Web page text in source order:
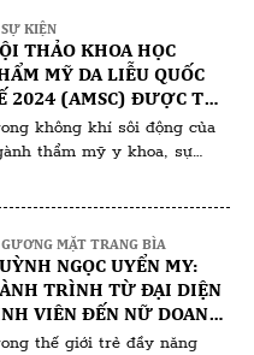
– nơi những giá trị truyền
hòa quyện cùng ký ức
thương. Qua từng đường
chất […]
SỰ KIỆN
THẢO KHOA HỌC
MỸ DA LIỄU QUỐC
2024 (AMSC) ĐƯỢC TỔ
TẠI KUALA LUMPUR
không khí sôi động của
thẩm mỹ y khoa, sự
đẹp. Với sự tham gia của
trăm chuyên gia hàng
đến từ khắp nơi trên thế
hội nghị hứa hẹn mang […]
GƯƠNG MẶT TRANG BÌA
NGỌC UYỂN MY:
TRÌNH TỪ ĐẠI DIỆN
VIÊN ĐẾN NỮ DOANH
ĐA TÀI
thế giới trẻ đầy năng